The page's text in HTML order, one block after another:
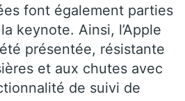
font également parties
keynote. Ainsi, l’Apple
présentée, résistante
et aux chutes avec
de suivi de